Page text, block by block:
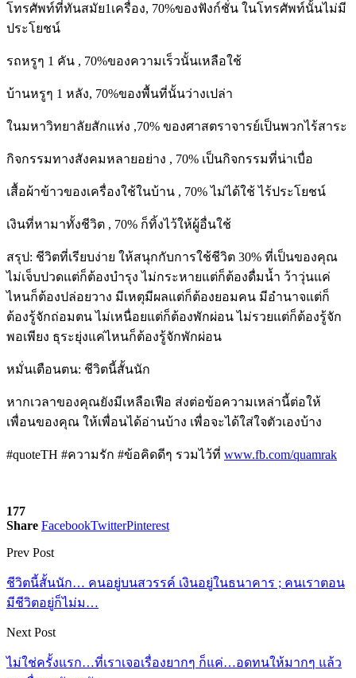
โทรศัพท์ที่ทันสมัย1เครื่อง, 70%ของฟังก์ชั่น ในโทรศัพท์นั้นไม่มี
ประโยชน์
รถหรูๆ 1 คัน , 70%ของความเร็วนั้นเหลือใช้
บ้านหรูๆ 1 หลัง, 70%ของพื้นที่นั้นว่างเปล่า
ในมหาวิทยาลัยสักแห่ง ,70% ของศาสตราจารย์เป็นพวกไร้สาระ
กิจกรรมทางสังคมหลายอย่าง , 70% เป็นกิจกรรมที่น่าเบื่อ
เสื้อผ้าข้าวของเครื่องใช้ในบ้าน , 70% ไม่ได้ใช้ ไร้ประโยชน์
เงินที่หามาทั้งชีวิต , 70% ก็ทิ้งไว้ให้ผู้อื่นใช้
สรุป: ชีวิตที่เรียบง่าย ให้สนุกกับการใช้ชีวิต 30% ที่เป็นของคุณ
ไม่เจ็บปวดแต่ก็ต้องบำรุง ไม่กระหายแต่ก็ต้องดื่มน้ำ ว้าวุ่นแค่
ไหนก็ต้องปล่อยวาง มีเหตุมีผลแต่ก็ต้องยอมคน มีอำนาจแต่ก็
ต้องรู้จักถ่อมตน ไม่เหนื่อยแต่ก็ต้องพักผ่อน ไม่รวยแต่ก็ต้องรู้จัก
พอเพียง ธุระยุ่งแค่ไหนก็ต้องรู้จักพักผ่อน
หมั่นเตือนตน: ชีวิตนี้สั้นนัก
หากเวลาของคุณยังมีเหลือเฟือ ส่งต่อข้อความเหล่านี้ต่อให้
เพื่อนของคุณ ให้เพื่อนได้อ่านบ้าง เพื่อจะได้ใส่ใจตัวเองบ้าง
#quoteTH #ความรัก #ข้อคิดดีๆ รวมไว้ที่ www.fb.com/quamrak
177
Share FacebookTwitterPinterest
Prev Post
ชีวิตนี้สั้นนัก… คนอยู่บนสวรรค์ เงินอยู่ในธนาคาร ; คนเราตอน
มีชีวิตอยู่ก็ไม่ม…
Next Post
ไม่ใช่ครั้งแรก…ที่เราเจอเรื่องยากๆ ก็แค่…อดทนให้มากๆ แล้ว